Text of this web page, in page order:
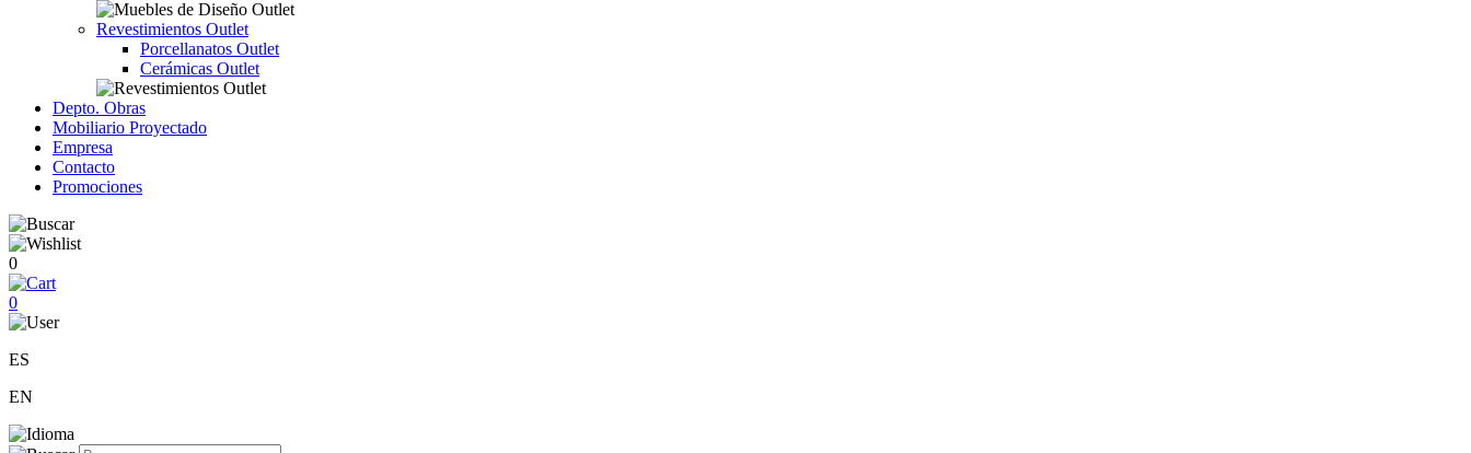
Revestimientos Outlet
Porcellanatos Outlet
Cerámicas Outlet
Depto. Obras
Mobiliario Proyectado
Empresa
Contacto
Promociones
0
0
ES
EN